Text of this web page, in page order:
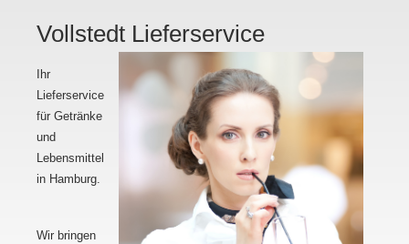
Vollstedt Lieferservice
Ihr
Lieferservice
für Getränke
und
Lebensmittel
in Hamburg.
Wir bringen